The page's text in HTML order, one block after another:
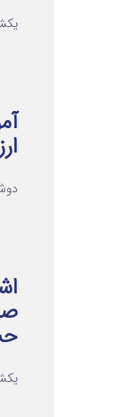
یکشنبه
دوشنبه
یکشنبه